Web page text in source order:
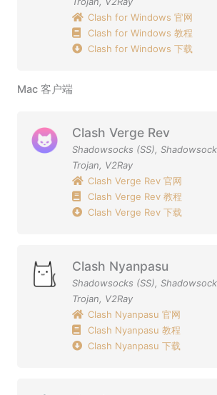
Clash for Windows 官网
Clash for Windows 教程
Clash for Windows 下载
Mac 客户端
Clash Verge Rev
Shadowsocks (SS),
Trojan, V2Ray
Clash Verge Rev 官网
Clash Verge Rev 教程
Clash Verge Rev 下载
Clash Nyanpasu
Shadowsocks (SS),
Trojan, V2Ray
Clash Nyanpasu 官网
Clash Nyanpasu 教程
Clash Nyanpasu 下载